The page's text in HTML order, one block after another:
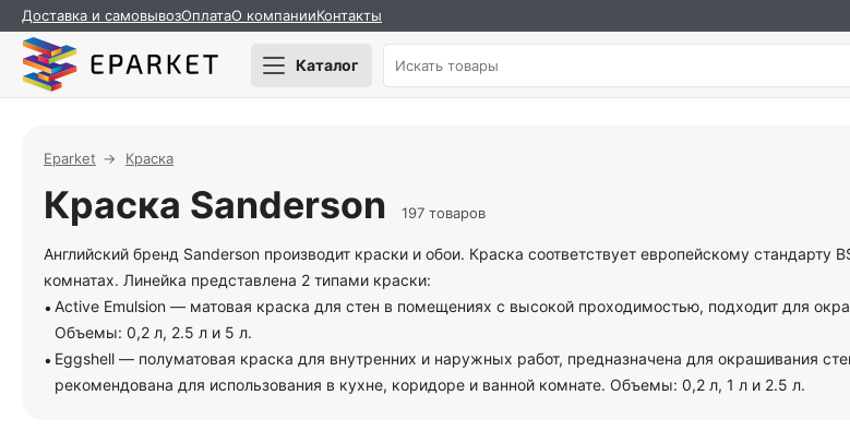
Доставка и самовывозОплатаО компанииКонтакты
Каталог
Eparket Краска
Краска Sanderson 197 товаров
Английский бренд Sanderson производит краски и обои. Краска соответствует европейскому стандарту
комнатах. Линейка представлена 2 типами краски:
Active Emulsion — матовая краска для стен в помещениях с высокой проходимостью, подходит для
Объемы: 0,2 л, 2.5 л и 5 л.
Eggshell — полуматовая краска для внутренних и наружных работ, предназначена для окрашивания
рекомендована для использования в кухне, коридоре и ванной комнате. Объемы: 0,2 л, 1 л и 2.5 л.